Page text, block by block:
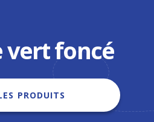
vert foncé
PRODUITS